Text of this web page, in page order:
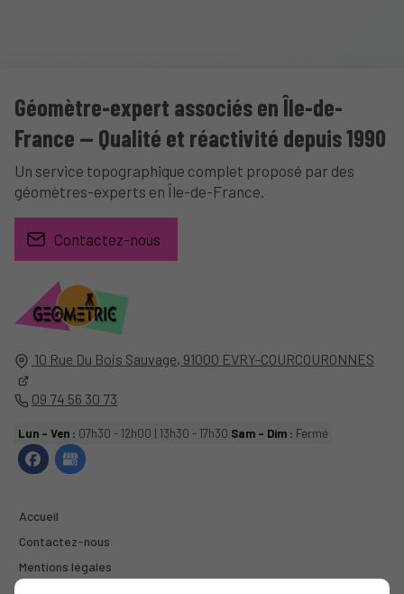
10 Rue Du Bois Sauvage, 91000 EVRY-COURCOURONNES
09 74 56 30 73
Lun - Ven : 07h30 - 12h00 | 13h30 - 17h30 Sam - Dim : Fermé
Accueil
Contactez-nous
Mentions légales
Géomètre-expert associés en Île-de-
France — Qualité et réactivité depuis 1990
Un service topographique complet proposé par des
géomètres-experts en Île-de-France.
Contactez-nous